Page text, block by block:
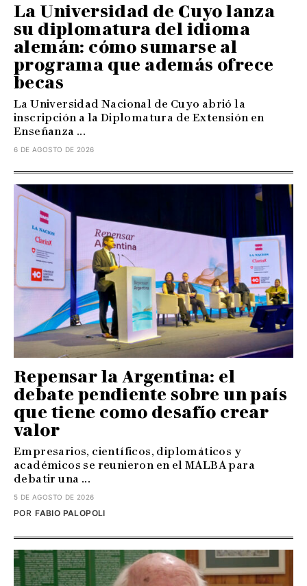
La Universidad de Cuyo lanza
su diplomatura del idioma
alemán: cómo sumarse al
programa que además ofrece
becas
La Universidad Nacional de Cuyo abrió la
inscripción a la Diplomatura de Extensión en
Enseñanza ...
6 DE AGOSTO DE 2026
Repensar la Argentina: el
debate pendiente sobre un país
que tiene como desafío crear
valor
Empresarios, científicos, diplomáticos y
académicos se reunieron en el MALBA para
debatir una ...
5 DE AGOSTO DE 2026
FABIO PALOPOLI
POR